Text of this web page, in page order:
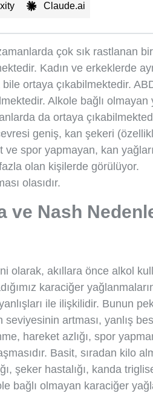
Claude.ai
çok sık rastlanan
Kadın ve erkeklerde
ortaya çıkabilmektedir.
Alkole bağlı olmayan
da ortaya
geniş, kan şekeri
spor yapmayan, kan yağları
olan kişilerde görülüyor.
olasıdır.
ve Nash
olarak, akıllara önce alkol
karaciğer
ile ilişkilidir. Bunun
artması, yanlış
hareket azlığı, spor
Basit, sıradan kilo
şeker hastalığı, kanda
bağlı olmayan karaciğer